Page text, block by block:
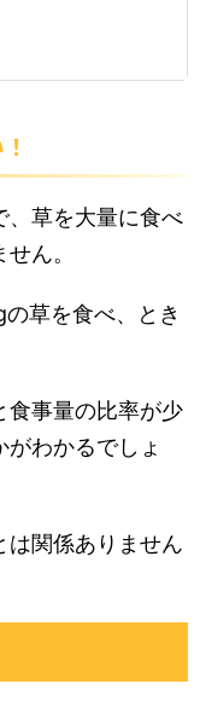
、草を大量に食べ
ん。
草を食べ、とき
食事量の比率が少
わかるでしょ
は関係ありません